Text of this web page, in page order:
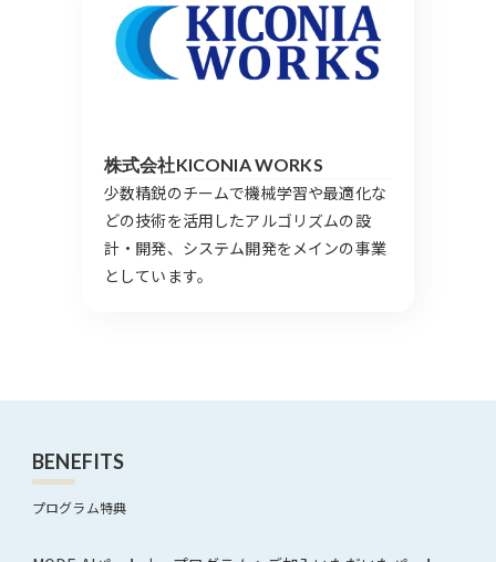
株式会社KICONIA WORKS
少数精鋭のチームで機械学習や最適化な
どの技術を活用したアルゴリズムの設
計・開発、システム開発をメインの事業
としています。
BENEFITS
プログラム特典